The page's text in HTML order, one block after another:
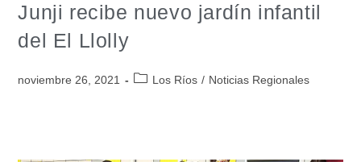
Junji recibe nuevo jardín infantil
del El Llolly
noviembre 26, 2021 Los Ríos / Noticias Regionales